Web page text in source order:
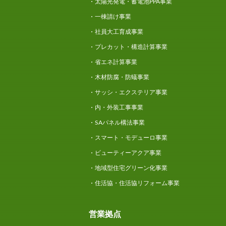
太陽光発電・蓄電池PPA事業
一棟請け事業
社員大工育成事業
プレカット・構造計算事業
省エネ計算事業
木材防腐・防蟻事業
サッシ・エクステリア事業
内・外装工事事業
SAパネル構法事業
スマート・モデューロ事業
ビューティーアクア事業
地域型住宅グリーン化事業
住活協・住活協リフォーム事業
営業拠点